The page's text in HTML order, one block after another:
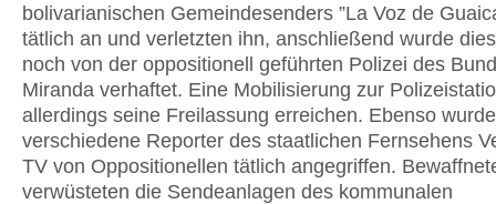
bolivarianischen Gemeindesenders ”La Voz de
tätlich an und verletzten ihn, anschließend wurde
noch von der oppositionell geführten Polizei des
Miranda verhaftet. Eine Mobilisierung zur
allerdings seine Freilassung erreichen. Ebenso
verschiedene Reporter des staatlichen Fernsehens
TV von Oppositionellen tätlich angegriffen.
verwüsteten die Sendeanlagen des kommunalen